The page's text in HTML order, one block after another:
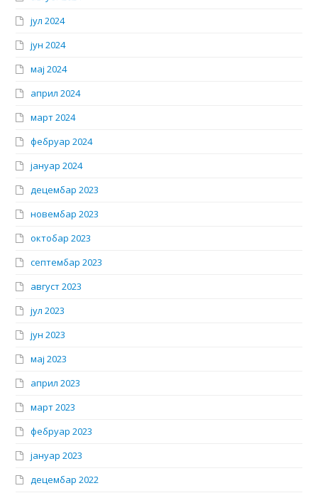
јул 2024
јун 2024
мај 2024
април 2024
март 2024
фебруар 2024
јануар 2024
децембар 2023
новембар 2023
октобар 2023
септембар 2023
август 2023
јул 2023
јун 2023
мај 2023
април 2023
март 2023
фебруар 2023
јануар 2023
децембар 2022